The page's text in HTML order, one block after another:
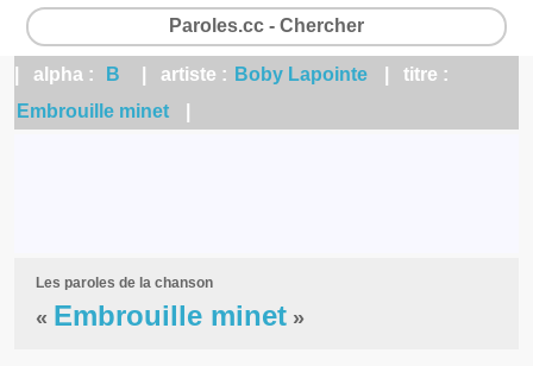
Paroles.cc - Chercher
| alpha : B | artiste : Boby Lapointe
| titre :
Embrouille minet
Les paroles de la chanson
« Embrouille minet »